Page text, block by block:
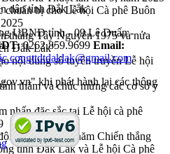
bị cho Lễ hội Cà phê Buôn
thắng Tây Nguyên 1975 và nửa
Đắk Lắk”
nội dung số tuyên truyền Lễ hội
thăm và chúc mừng các cơ sở y
đặc sắc tại Lễ hội cà phê
kỷ niệm 50 năm Chiến thắng
tỉnh Đắk Lắk và Lễ hội Cà phê
dân tỉnh Đắk Lắk
UBND tỉnh - 09 Lê Duẩn -
0262.859.9699 Email:
congttdtdaklak@gmail.com
khi phát hành lại các thông